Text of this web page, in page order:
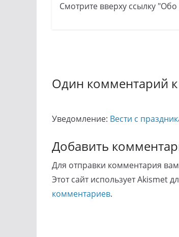
Смотрите вверху ссылку
Один комментарий к
Уведомление: Вести с
Добавить
Для отправки комментария
Этот сайт использует Akismet
комментариев.